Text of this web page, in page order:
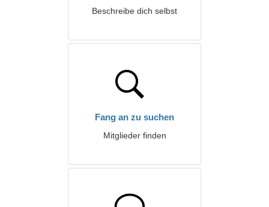
Beschreibe dich selbst
Fang an zu suchen
Mitglieder finden